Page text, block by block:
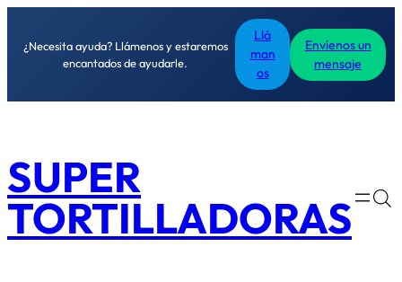
¿Necesita ayuda? Llámenos y estaremos
encantados de ayudarle.
Llá
man
os
Envíenos un
mensaje
SUPER
TORTILLADORAS